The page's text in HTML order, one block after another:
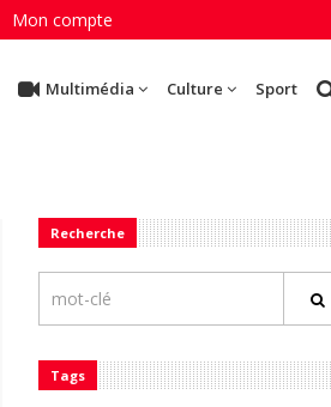
Mon compte
Multimédia Culture Sport
Recherche
Tags